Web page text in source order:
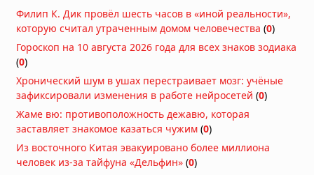
536 год нашей эры, год, когда небо
Сегодня в 10:29
цивилизации в Гунунг Паданге,
созданная 28000 лет назад
неизвестной цивилизацией
Сегодня в 10:27
Филип К. Дик провёл шесть часов в
«иной реальности», которую считал
утраченным домом человечества
Филип К. Дик провёл шесть часов в «иной реальности»,
которую считал утраченным домом человечества (0)
Гороскоп на 10 августа 2026 года для всех знаков зодиака
(0)
Хронический шум в ушах перестраивает мозг: учёные
зафиксировали изменения в работе нейросетей (0)
Жаме вю: противоположность дежавю, которая
заставляет знакомое казаться чужим (0)
Из восточного Китая эвакуировано более миллиона
человек из-за тайфуна «Дельфин» (0)